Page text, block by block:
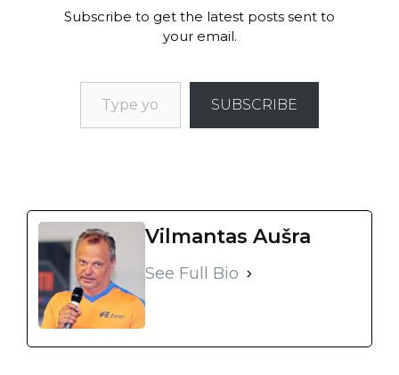
Subscribe to get the latest posts sent to
your email.
SUBSCRIBE
Vilmantas Aušra
See Full Bio